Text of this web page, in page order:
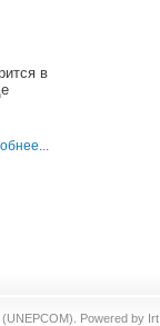
в
Powered by Irt.